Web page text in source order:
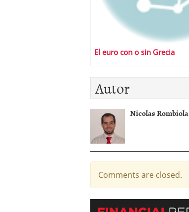
El euro con o sin Grecia
Autor
Nicolas Rombiola
Comments are closed.